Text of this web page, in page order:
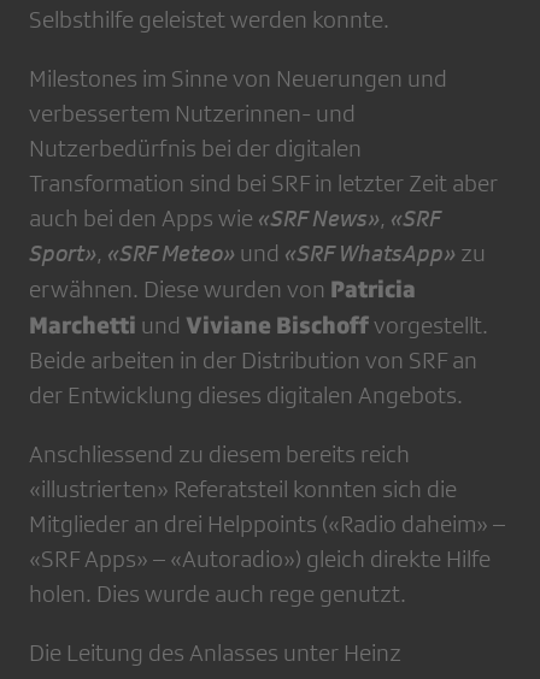
Selbsthilfe geleistet werden konnte.
Milestones im Sinne von Neuerungen und
verbessertem Nutzerinnen- und
Nutzerbedürfnis bei der digitalen
Transformation sind bei SRF in letzter Zeit aber
auch bei den Apps wie «SRF News», «SRF
Sport», «SRF Meteo» und «SRF WhatsApp» zu
erwähnen. Diese wurden von Patricia
Marchetti und Viviane Bischoffvorgestellt.
Beide arbeiten in der Distribution von SRF an
der Entwicklung dieses digitalen Angebots.
Anschliessend zu diesem bereits reich
«illustrierten» Referatsteil konnten sich die
Mitglieder an drei Helppoints («Radio daheim» –
«SRF Apps» – «Autoradio») gleich direkte Hilfe
holen. Dies wurde auch rege genutzt.
Die Leitung des Anlasses unter Heinz